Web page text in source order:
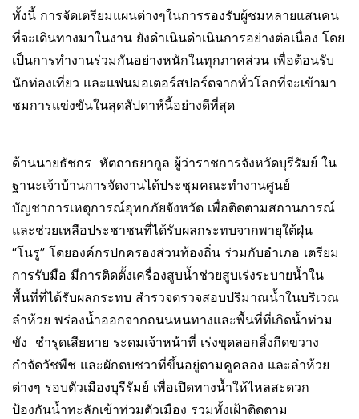
ทั้งนี้ การจัดเตรียมแผนต่างๆในการรองรับผู้ชมหลายแสนคน
ที่จะเดินทางมาในงาน ยังดำเนินดำเนินการอย่างต่อเนื่อง โดย
เป็นการทำงานร่วมกันอย่างหนักในทุกภาคส่วน เพื่อต้อนรับ
นักท่องเที่ยว และแฟนมอเตอร์สปอร์ตจากทั่วโลกที่จะเข้ามา
ชมการแข่งขันในสุดสัปดาห์นี้อย่างดีที่สุด
ด้านนายธัชกร หัตถาธยากูล ผู้ว่าราชการจังหวัดบุรีรัมย์ ใน
ฐานะเจ้าบ้านการจัดงานได้ประชุมคณะทำงานศูนย์
บัญชาการเหตุการณ์อุทกภัยจังหวัด เพื่อติดตามสถานการณ์
และช่วยเหลือประชาชนที่ได้รับผลกระทบจากพายุใต้ฝุ่น
“โนรู” โดยองค์กรปกครองส่วนท้องถิ่น ร่วมกับอำเภอ เตรียม
การรับมือ มีการติดตั้งเครื่องสูบน้ำช่วยสูบเร่งระบายน้ำใน
พื้นที่ที่ได้รับผลกระทบ สำรวจตรวจสอบปริมาณน้ำในบริเวณ
ลำห้วย พร่องน้ำออกจากถนนหนทางและพื้นที่ที่เกิดน้ำท่วม
ขัง ชำรุดเสียหาย ระดมเจ้าหน้าที่ เร่งขุดลอกสิ่งกีดขวาง
กำจัดวัชพืช และผักตบชวาที่ขึ้นอยู่ตามคูคลอง และลำห้วย
ต่างๆ รอบตัวเมืองบุรีรัมย์ เพื่อเปิดทางน้ำให้ไหลสะดวก
ป้องกันน้ำทะลักเข้าท่วมตัวเมือง รวมทั้งเฝ้าติดตาม